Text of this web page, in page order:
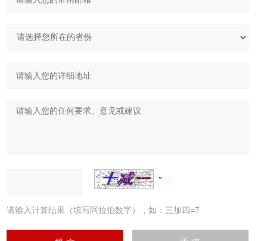
请输入计算结果（填写阿拉伯数字），如：三加四=7